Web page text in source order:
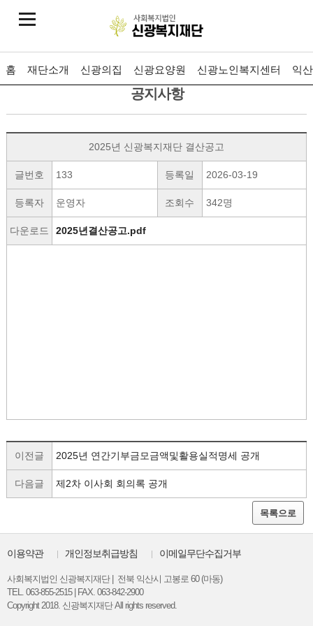
홈 재단소개 신광의집 신광요양원 신광노인복지센터 익
공지사항
2025년 신광복지재단 결산공고
글번호 133 등록일 2026-03-19
등록자 운영자 조회수 342명
다운로드 2025년결산공고.pdf
이전글 2025년 연간기부금모금액및활용실적명세 공개
다음글 제2차 이사회 회의록 공개
목록으로
이용약관 개인정보취급방침 이메일무단수집거부
사회복지법인 신광복지재단 | 전북 익산시 고봉로 60 (마동)
TEL. 063-855-2515 | FAX. 063-842-2900
Copyright 2018. 신광복지재단 All rights reserved.